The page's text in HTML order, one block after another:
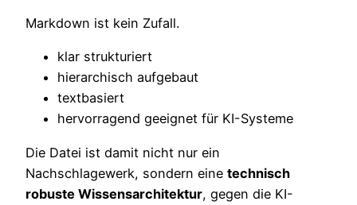
Markdown ist kein Zufall.
klar strukturiert
hierarchisch aufgebaut
textbasiert
hervorragend geeignet für KI-Systeme
Die Datei ist damit nicht nur ein
Nachschlagewerk, sondern eine technisch
robuste Wissensarchitektur, gegen die KI-